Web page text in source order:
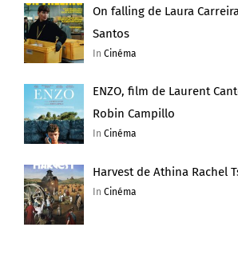
On falling de Laura
Santos
InCinéma
ENZO, film de Laurent
Robin Campillo
InCinéma
Harvest de Athina Rachel
InCinéma